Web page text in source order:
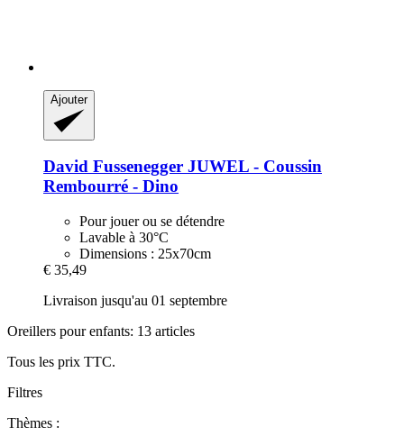
Ajouter
David Fussenegger JUWEL -​ Coussin
Rembourré -​ Dino
Pour jouer ou se détendre
Lavable à 30°C
Dimensions : 25x70cm
€ 35,49
Livraison jusqu'au 01 septembre
Oreillers pour enfants: 13 articles
Tous les prix TTC.
Filtres
Thèmes :